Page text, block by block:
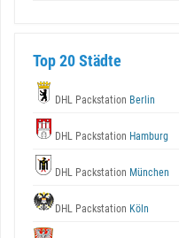
Top 20 Städte
DHL Packstation Berlin
DHL Packstation Hamburg
DHL Packstation München
DHL Packstation Köln